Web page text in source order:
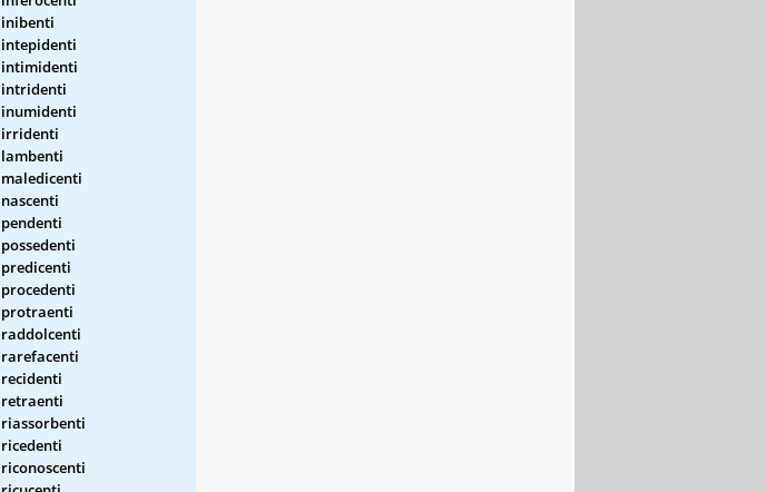
inibenti
intepidenti
intimidenti
intridenti
inumidenti
irridenti
lambenti
maledicenti
nascenti
pendenti
possedenti
predicenti
procedenti
protraenti
raddolcenti
rarefacenti
recidenti
retraenti
riassorbenti
ricedenti
riconoscenti